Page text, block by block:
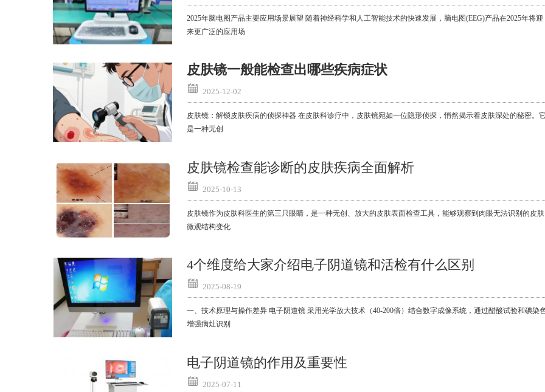
2025年脑电图产品主要应用场景展望 随着神经科学和人工智能技术的快速发展，脑电图(EEG)产品在2025年将迎
来更广泛的应用场
皮肤镜一般能检查出哪些疾病症状
2025-12-02
皮肤镜：解锁皮肤疾病的侦探神器 在皮肤科诊疗中，皮肤镜宛如一位隐形侦探，悄然揭示着皮肤深处的秘密。
是一种无创
皮肤镜检查能诊断的皮肤疾病全面解析
2025-10-13
皮肤镜作为皮肤科医生的第三只眼睛，是一种无创、放大的皮肤表面检查工具，能够观察到肉眼无法识别的皮肤
微观结构变化
4个维度给大家介绍电子阴道镜和活检有什么区别
2025-08-19
一、技术原理与操作差异 电子阴道镜 采用光学放大技术（40-200倍）结合数字成像系统，通过醋酸试验和碘染
增强病灶识别
电子阴道镜的作用及重要性
2025-07-11